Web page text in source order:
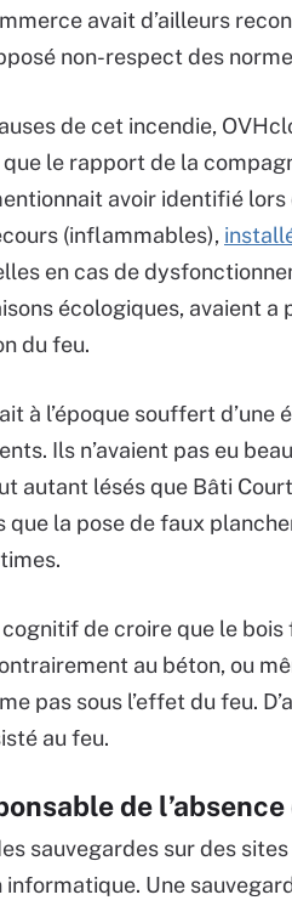
avait d’ailleurs
non-respect des
de cet incendie,
le rapport de la
avoir identifié
(inflammables),
en cas de
écologiques, avaient a
du feu.
à l’époque souffert d’une
Ils n’avaient pas eu
autant lésés que Bâti
la pose de faux
cognitif de croire que le
au béton, ou
pas sous l’effet du feu.
au feu.
de
sauvegardes sur des
Une